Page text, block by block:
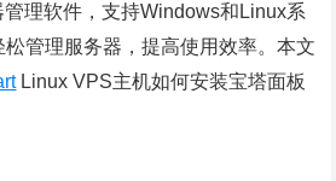
理软件，支持Windows和Linux系
管理服务器，提高使用效率。本文
Linux VPS主机如何安装宝塔面板